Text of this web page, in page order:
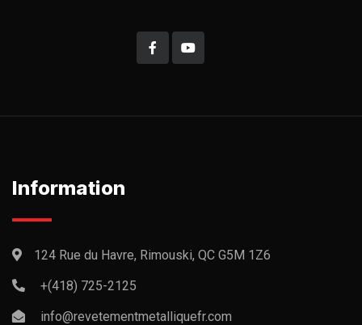
Information
124 Rue du Havre, Rimouski, QC G5M 1Z6
+(418) 725-2125
info@revetementmetalliquefr.com